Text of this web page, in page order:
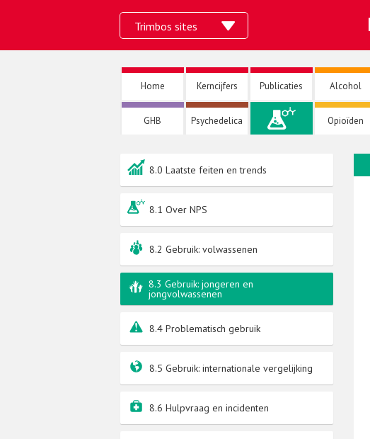
de
Trimbos sites
Home Kerncijfers Publicaties Alcohol
GHB Psychedelica NPS Opioïden
8.0 Laatste feiten en trends
8.1 Over NPS
8.2 Gebruik: volwassenen
8.3 Gebruik: jongeren en
jongvolwassenen
8.4 Problematisch gebruik
8.5 Gebruik: internationale vergelijking
8.6 Hulpvraag en incidenten